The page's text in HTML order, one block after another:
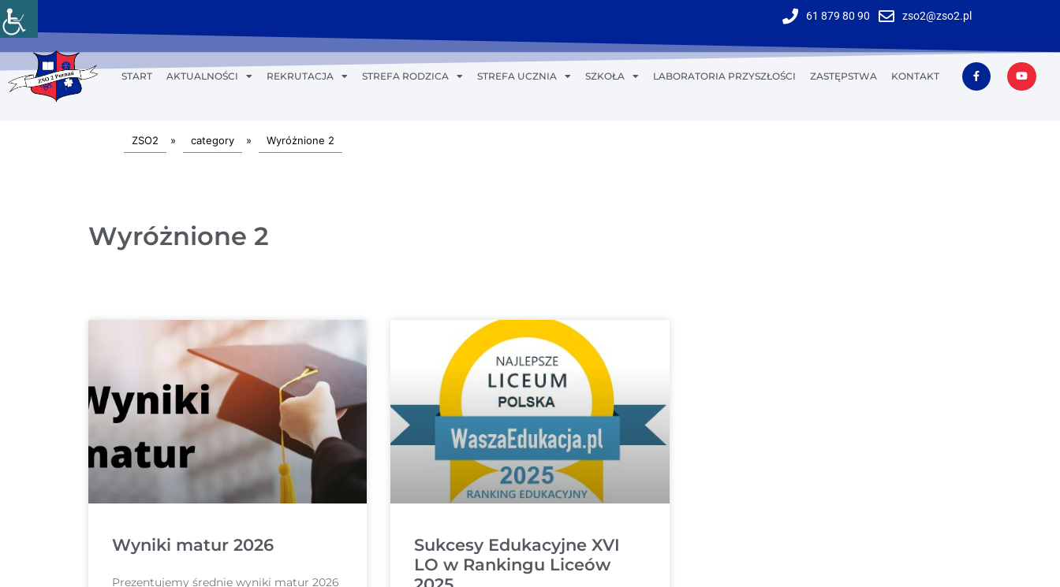
61 879 80 90 zso2@zso2.pl
START AKTUALNOŚCI REKRUTACJA STREFA RODZICA STREFA UCZNIA SZKOŁA LABORATORIA PRZYSZŁOŚCI ZASTĘPSTWA KONTAKT
ZSO2 » category » Wyróżnione 2
Wyróżnione 2
Wyniki matur 2026
Prezentujemy średnie wyniki matur 2026
Sukcesy Edukacyjne XVI
LO w Rankingu Liceów